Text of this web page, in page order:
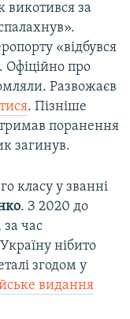
викотився за
«відбувся
Офіційно про
Развожаєв
. Пізніше
поранення
загинув.
класу у званні
. З 2020 до
за час
нібито
згодом у
видання